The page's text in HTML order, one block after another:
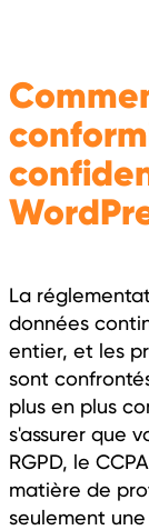
La
données
entier, et les
sont
plus en plus
s'assurer que
RGPD, le
matière de
seulement